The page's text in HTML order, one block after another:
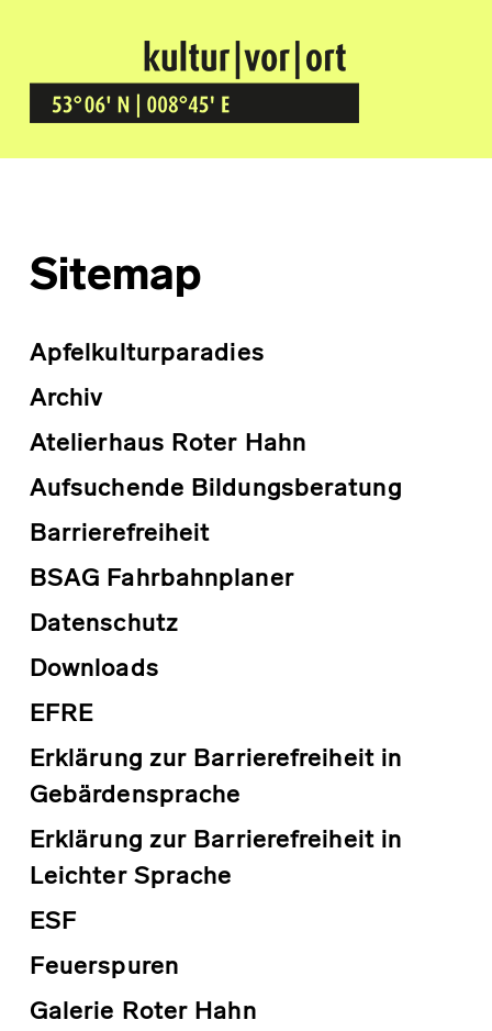
Kultur Vor Ort
BREMEN GRÖPELINGEN
Sitemap
Apfelkulturparadies
Archiv
Atelierhaus Roter Hahn
Aufsuchende Bildungsberatung
Barrierefreiheit
BSAG Fahrbahnplaner
Datenschutz
Downloads
EFRE
Erklärung zur Barrierefreiheit in
Gebärdensprache
Erklärung zur Barrierefreiheit in
Leichter Sprache
ESF
Feuerspuren
Galerie Roter Hahn